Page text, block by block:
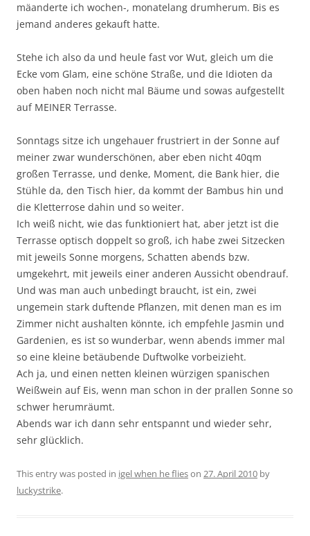
mäanderte ich wochen-, monatelang drumherum. Bis es
jemand anderes gekauft hatte.
Stehe ich also da und heule fast vor Wut, gleich um die
Ecke vom Glam, eine schöne Straße, und die Idioten da
oben haben noch nicht mal Bäume und sowas aufgestellt
auf MEINER Terrasse.
Sonntags sitze ich ungehauer frustriert in der Sonne auf
meiner zwar wunderschönen, aber eben nicht 40qm
großen Terrasse, und denke, Moment, die Bank hier, die
Stühle da, den Tisch hier, da kommt der Bambus hin und
die Kletterrose dahin und so weiter.
Ich weiß nicht, wie das funktioniert hat, aber jetzt ist die
Terrasse optisch doppelt so groß, ich habe zwei Sitzecken
mit jeweils Sonne morgens, Schatten abends bzw.
umgekehrt, mit jeweils einer anderen Aussicht obendrauf.
Und was man auch unbedingt braucht, ist ein, zwei
ungemein stark duftende Pflanzen, mit denen man es im
Zimmer nicht aushalten könnte, ich empfehle Jasmin und
Gardenien, es ist so wunderbar, wenn abends immer mal
so eine kleine betäubende Duftwolke vorbeizieht.
Ach ja, und einen netten kleinen würzigen spanischen
Weißwein auf Eis, wenn man schon in der prallen Sonne so
schwer herumräumt.
Abends war ich dann sehr entspannt und wieder sehr,
sehr glücklich.
This entry was posted in igel when he flieson 27. April 2010 by
luckystrike.